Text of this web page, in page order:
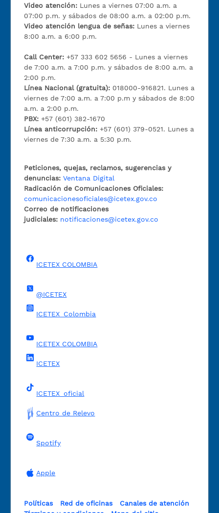
Video atención: Lunes a viernes 07:00 a.m. a
07:00 p.m. y sábados de 08:00 a.m. a 02:00 p.m.
Video atención lengua de señas: Lunes a viernes
8:00 a.m. a 6:00 p.m.
Call Center:+57 333 602 5656 - Lunes a viernes
de 7:00 a.m. a 7:00 p.m. y sábados de 8:00 a.m. a
2:00 p.m.
Línea Nacional (gratuita): 018000-916821. Lunes a
viernes de 7:00 a.m. a 7:00 p.m y sábados de 8:00
a.m. a 2:00 p.m.
PBX:+57 (601) 382-1670
Línea anticorrupción:+57 (601) 379-0521. Lunes a
viernes de 7:30 a.m. a 5:30 p.m.
Peticiones, quejas, reclamos, sugerencias y
denuncias: Ventana Digital
Radicación de Comunicaciones Oficiales:
comunicacionesoficiales@icetex.gov.co
Correo de notificaciones
judiciales: notificaciones@icetex.gov.co
ICETEX COLOMBIA
@ICETEX
ICETEX_Colombia
ICETEX COLOMBIA
ICETEX
ICETEX_oficial
Centro de Relevo
Spotify
Apple
Políticas Red de oficinas
Canales de atención